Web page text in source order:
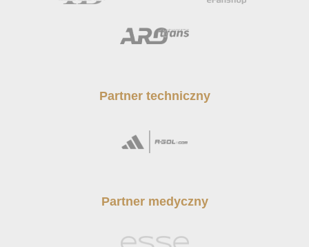
Partner techniczny
Partner medyczny